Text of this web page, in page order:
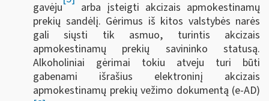
gavėju
arba įsteigti akcizais apmokestinamų
prekių sandėlį. Gėrimus iš kitos valstybės narės
gali siųsti tik asmuo, turintis akcizais
apmokestinamų prekių savininko statusą.
Alkoholiniai gėrimai tokiu atveju turi būti
gabenami išrašius elektroninį akcizais
apmokestinamų prekių vežimo dokumentą (e-AD)